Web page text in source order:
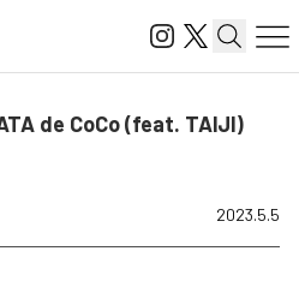
de CoCo (feat. TAIJI)
2023.5.5